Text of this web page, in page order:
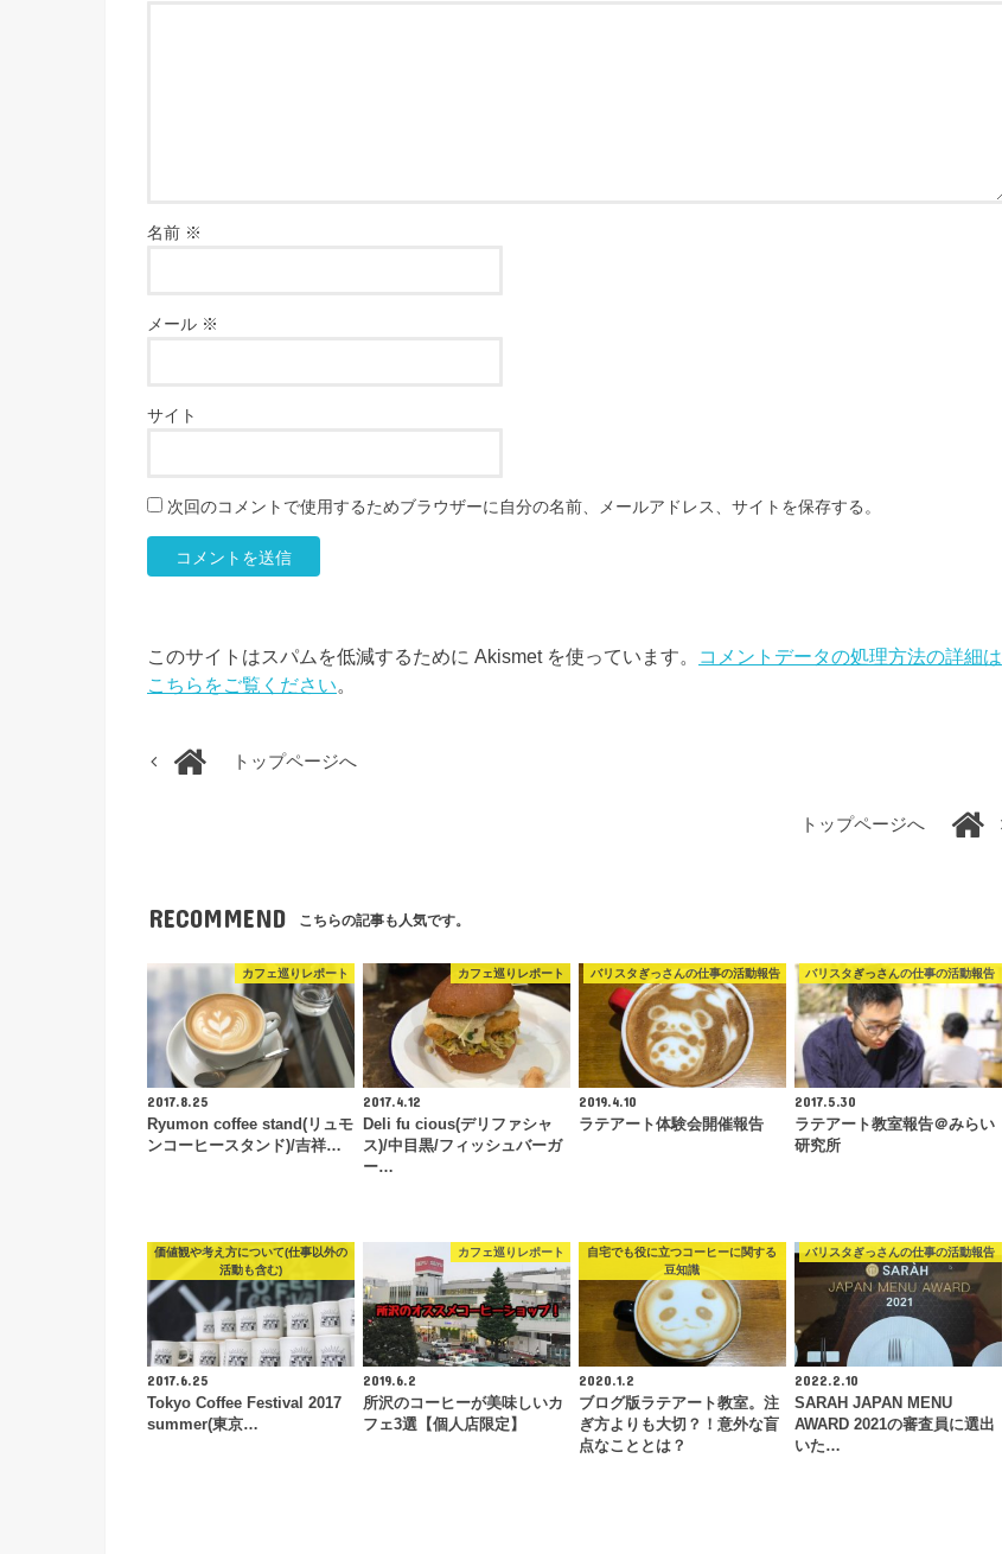
名前 ※
メール ※
サイト
次回のコメントで使用するためブラウザーに自分の名前、メールアドレス、サイトを保存する。
このサイトはスパムを低減するために Akismet を使っています。
コメントデータの処理方法の詳細は
こちらをご覧ください。
トップページへ
トップページへ
RECOMMEND こちらの記事も人気です。
カフェ巡りレポート
2017.8.25
Ryumon coffee stand(リュモ
ンコーヒースタンド)/吉祥…
カフェ巡りレポート
2017.4.12
Deli fu cious(デリファシャ
ス)/中目黒/フィッシュバーガ
ー…
バリスタぎっさんの仕事の活動報告
2019.4.10
ラテアート体験会開催報告
バリスタぎっさんの仕事の活動報告
2017.5.30
ラテアート教室報告＠みらい
研究所
価値観や考え方について(仕事以外の
活動も含む)
2017.6.25
Tokyo Coffee Festival 2017
summer(東京…
カフェ巡りレポート
2019.6.2
所沢のコーヒーが美味しいカ
フェ3選【個人店限定】
自宅でも役に立つコーヒーに関する
豆知識
2020.1.2
ブログ版ラテアート教室。注
ぎ方よりも大切？！意外な盲
点なこととは？
バリスタぎっさんの仕事の活動報告
2022.2.10
SARAH JAPAN MENU
AWARD 2021の審査員に選出
いた…